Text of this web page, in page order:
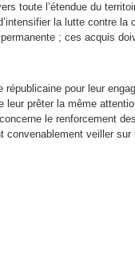
toute l’étendue du
la lutte contre la
; ces acquis
pour leur
prêter la même
le renforcement
convenablement veiller